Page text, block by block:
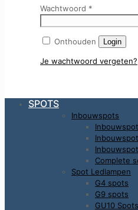
Wachtwoord *
Onthouden Login
Je wachtwoord vergeten?
SPOTS
Inbouwspots
Complete
Spot Ledlampen
G4 spots
G9 spots
GU10 Spots